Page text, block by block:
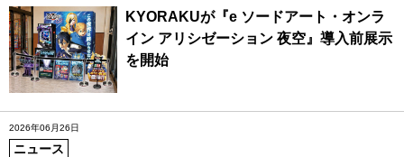
KYORAKUが『e ソードアート・オンラ
イン アリシゼーション 夜空』導入前展示
を開始
2026年06月26日
ニュース